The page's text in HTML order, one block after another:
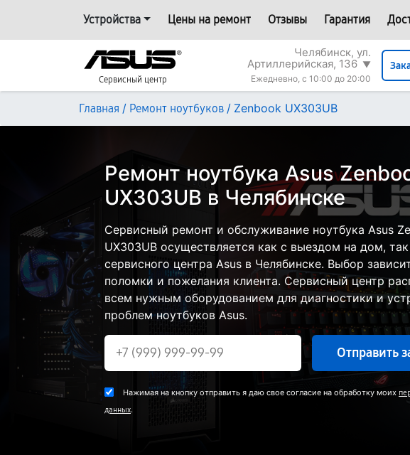
Устройства Цены на ремонт Отзывы Гарантия
Сервисный центр
Челябинск, ул.
Артиллерийская, 136 ▼
Ежедневно, с 10:00 до 20:00
Главная / Ремонт ноутбуков / Zenbook UX303UB
Ремонт ноутбука Asus
UX303UB в Челябинске
Сервисный ремонт и обслуживание ноутбука Asus
UX303UB осуществляется как с выездом на дом,
сервисного центра Asus в Челябинске. Выбор
поломки и пожелания клиента. Сервисный центр
всем нужным оборудованием для диагностики и
проблем ноутбуков Asus.
Отправить
Нажимая на кнопку отправить я даю свое согласие на обработку моих
данных.